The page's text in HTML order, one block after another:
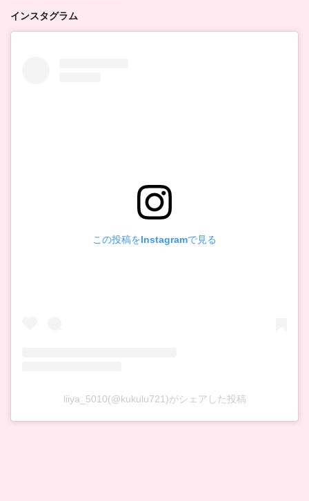
インスタグラム
この投稿をInstagramで見る
liiya_5010(@kukulu721)がシェアした投稿